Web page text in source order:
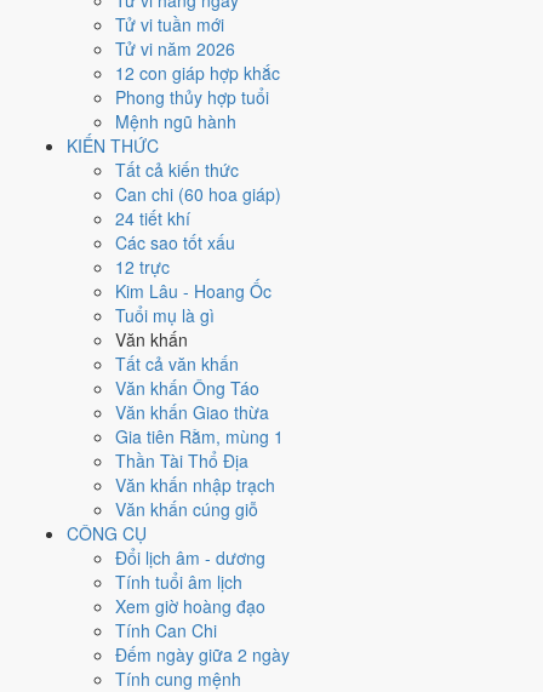
Tử vi tuần mới
Tử vi năm 2026
12 con giáp hợp khắc
Phong thủy hợp tuổi
Mệnh ngũ hành
KIẾN THỨC
Tất cả kiến thức
Can chi (60 hoa giáp)
24 tiết khí
Các sao tốt xấu
12 trực
Kim Lâu - Hoang Ốc
Tuổi mụ là gì
Văn khấn
Tất cả văn khấn
Văn khấn Ông Táo
Văn khấn Giao thừa
Gia tiên Rằm, mùng 1
Thần Tài Thổ Địa
Văn khấn nhập trạch
Văn khấn cúng giỗ
CÔNG CỤ
Đổi lịch âm - dương
Tính tuổi âm lịch
Xem giờ hoàng đạo
Tính Can Chi
Đếm ngày giữa 2 ngày
Tính cung mệnh
Năm 1991 là năm Tân Mùi, Nạp Âm
Can Tân hành Kimgặp Địa Chi Mùi hành
năm vì vậy là
Kim - Thổ. Cách tính cặp can chi này nằm ở bài
Tân Mùi (Kim × Thổ)
Lộ Bàng Thổ
Thất Xích Đoài Kim
⚒ Kim
Bảng phân tích Can Chi năm Tân Mùi
Chi tiết
Ý nghĩa
Kim
Thiên Can Tân thuộc hành Kim, là khí chủ đạo